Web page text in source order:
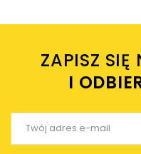
ZAPISZ SIĘ
I